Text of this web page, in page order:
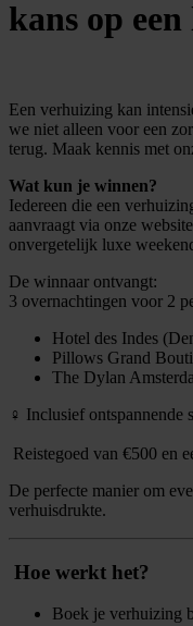
kans op
Een verhuizing kan
we niet alleen voor een
terug. Maak kennis met
Wat kun je winnen?
Iedereen die een
aanvraagt via onze
onvergetelijk luxe
De winnaar ontvangt:
3 overnachtingen voor 2
Hotel des Indes
Pillows Grand
The Dylan
‍♀️ Inclusief ontspannende
Reistegoed van €500 en
De perfecte manier om
verhuisdrukte.
️ Hoe werkt het?
Boek je verhuizing